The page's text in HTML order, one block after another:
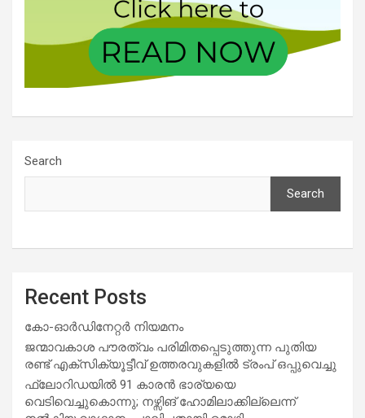
Search
Search
Recent Posts
കോ-ഓർഡിനേറ്റർ നിയമനം
ജന്മാവകാശ പൗരത്വം പരിമിതപ്പെടുത്തുന്ന പുതിയ
രണ്ട് എക്സിക്യൂട്ടീവ് ഉത്തരവുകളിൽ ട്രംപ് ഒപ്പുവെച്ചു
ഫ്ലോറിഡയിൽ 91 കാരൻ ഭാര്യയെ
വെടിവെച്ചുകൊന്നു; നഴ്സിങ് ഹോമിലാക്കില്ലെന്ന്